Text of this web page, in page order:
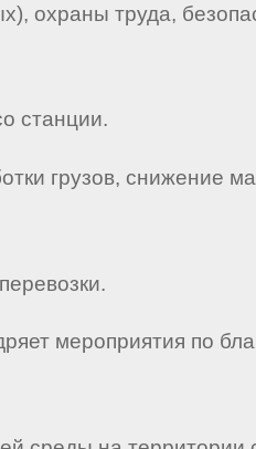
охраны труда,
станции.
грузов, снижение
мероприятия по